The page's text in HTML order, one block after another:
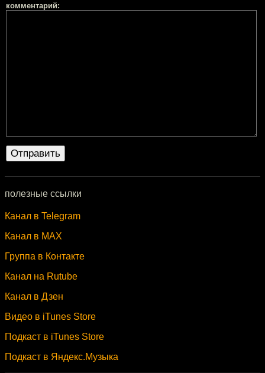
комментарий:
полезные ссылки
Канал в Telegram
Канал в MAX
Группа в Контакте
Канал на Rutube
Канал в Дзен
Видео в iTunes Store
Подкаст в iTunes Store
Подкаст в Яндекс.Музыка